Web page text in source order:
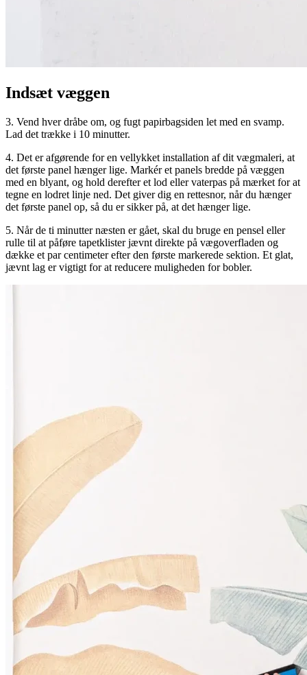
Indsæt væggen
3. Vend hver dråbe om, og fugt papirbagsiden let med en svamp.
Lad det trække i 10 minutter.
4. Det er afgørende for en vellykket installation af dit vægmaleri, at
det første panel hænger lige. Markér et panels bredde på væggen
med en blyant, og hold derefter et lod eller vaterpas på mærket for at
tegne en lodret linje ned. Det giver dig en rettesnor, når du hænger
det første panel op, så du er sikker på, at det hænger lige.
5. Når de ti minutter næsten er gået, skal du bruge en pensel eller
rulle til at påføre tapetklister jævnt direkte på vægoverfladen og
dække et par centimeter efter den første markerede sektion. Et glat,
jævnt lag er vigtigt for at reducere muligheden for bobler.